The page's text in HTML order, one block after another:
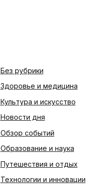
Без рубрики
Здоровье и медицина
Культура и искусство
Новости дня
Обзор событий
Образование и наука
Путешествия и отдых
Технологии и инновации